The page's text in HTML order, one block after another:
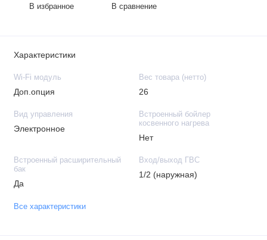
В избранное В сравнение
Характеристики
Wi-Fi модуль
Доп.опция
Вес товара (нетто)
26
Вид управления
Электронное
Встроенный бойлер
косвенного нагрева
Нет
Встроенный расширительный
бак
Да
Вход/выход ГВС
1/2 (наружная)
Все характеристики